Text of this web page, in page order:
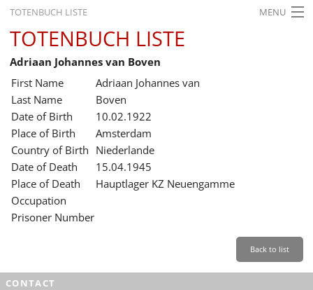
TOTENBUCH LISTE MENU
STARTSEITE
AUSSTELLUNGEN
GESCHICHTE
BILDUNG
FORSCHUNG
SERVICE
Leichte Sprache
TOTENBUCH LISTE
Adriaan Johannes van Boven
First Name
Adriaan Johannes van
Last Name
Boven
Date of Birth
10.02.1922
Place of Birth
Amsterdam
Country of Birth Niederlande
Date of Death
15.04.1945
Place of Death
Hauptlager KZ Neuengamme
Occupation
Prisoner Number
Back to list
CONTACT